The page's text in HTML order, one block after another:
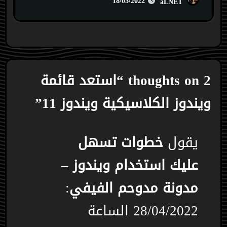
2 thoughts on “استعد قائمة
ويندوز الكلاسيكية ويندوز 11”
يقول خطوات تسهل
عليك استخدام ويندوز –
مدونة مدوحم الفيفي:
28/04/2022 الساعة